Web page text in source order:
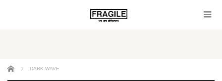
ホーム DARK WAVE